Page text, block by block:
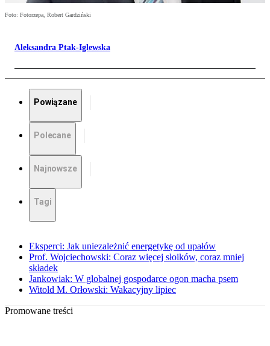
Foto: Fotorzepa, Robert Gardziński
Aleksandra Ptak-Iglewska
Powiązane
Polecane
Najnowsze
Tagi
Eksperci: Jak uniezależnić energetykę od upałów
Prof. Wojciechowski: Coraz więcej słoików, coraz mniej
składek
Jankowiak: W globalnej gospodarce ogon macha psem
Witold M. Orłowski: Wakacyjny lipiec
Promowane treści